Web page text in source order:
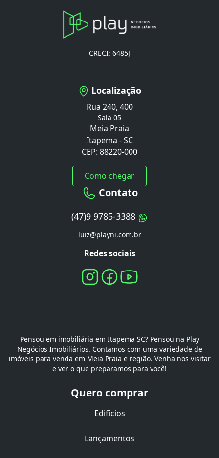
CRECI: 6485J
Localização
Rua 240, 400
Sala 05
Meia Praia
Itapema - SC
CEP: 88220-000
Como chegar
Contato
(47)9 9785-3388
luiz@playni.com.br
Redes sociais
Pensou em imobiliária em Itapema SC? Pensou na Play
Negócios Imobiliários. Contamos com uma variedade de
imóveis para venda em Meia Praia e região. Venha nos visitar
e ver o que preparamos para você!
Quero comprar
Edifícios
Lançamentos